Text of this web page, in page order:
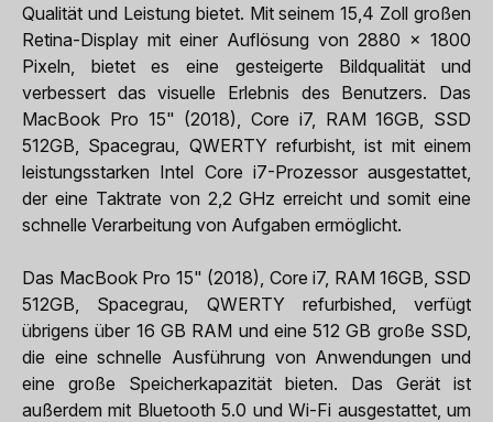
Qualität und Leistung bietet. Mit seinem 15,4 Zoll großen
Retina-Display mit einer Auflösung von 2880 x 1800
Pixeln, bietet es eine gesteigerte Bildqualität und
verbessert das visuelle Erlebnis des Benutzers. Das
MacBook Pro 15" (2018), Core i7, RAM 16GB, SSD
512GB, Spacegrau, QWERTY refurbisht, ist mit einem
leistungsstarken Intel Core i7-Prozessor ausgestattet,
der eine Taktrate von 2,2 GHz erreicht und somit eine
schnelle Verarbeitung von Aufgaben ermöglicht.
Das MacBook Pro 15" (2018), Core i7, RAM 16GB, SSD
512GB, Spacegrau, QWERTY refurbished, verfügt
übrigens über 16 GB RAM und eine 512 GB große SSD,
die eine schnelle Ausführung von Anwendungen und
eine große Speicherkapazität bieten. Das Gerät ist
außerdem mit Bluetooth 5.0 und Wi-Fi ausgestattet, um